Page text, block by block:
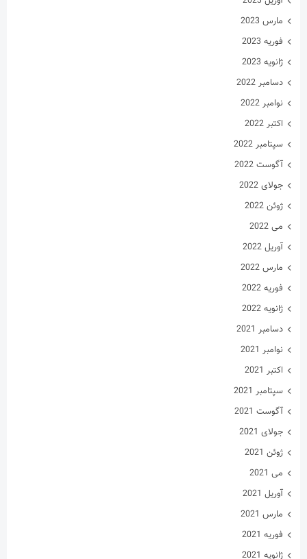
جولای 2022
ژوئن 2022
می 2022
آوریل 2022
مارس 2022
فوریه 2022
ژانویه 2022
دسامبر 2021
نوامبر 2021
اکتبر 2021
سپتامبر 2021
آگوست 2021
جولای 2021
ژوئن 2021
می 2021
آوریل 2021
مارس 2021
فوریه 2021
ژانویه 2021
دسامبر 2020
نوامبر 2020
اکتبر 2020
سپتامبر 2020
آگوست 2020
جولای 2020
ژوئن 2020
می 2020